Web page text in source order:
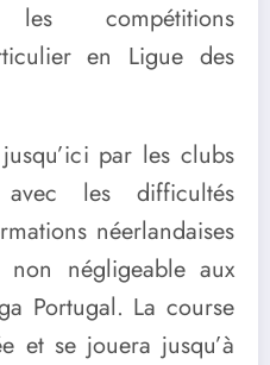
compétitions
en Ligue des
par les clubs
avec les difficultés
néerlandaises
négligeable aux
Portugal. La course
et se jouera jusqu’à